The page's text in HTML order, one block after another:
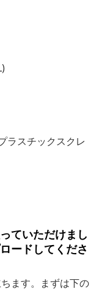
ラスチックスクレ
ていただけまし
ードしてくださ
ます。まずは下の